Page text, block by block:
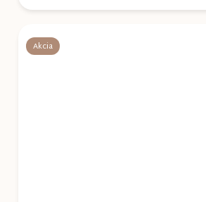
Akcia